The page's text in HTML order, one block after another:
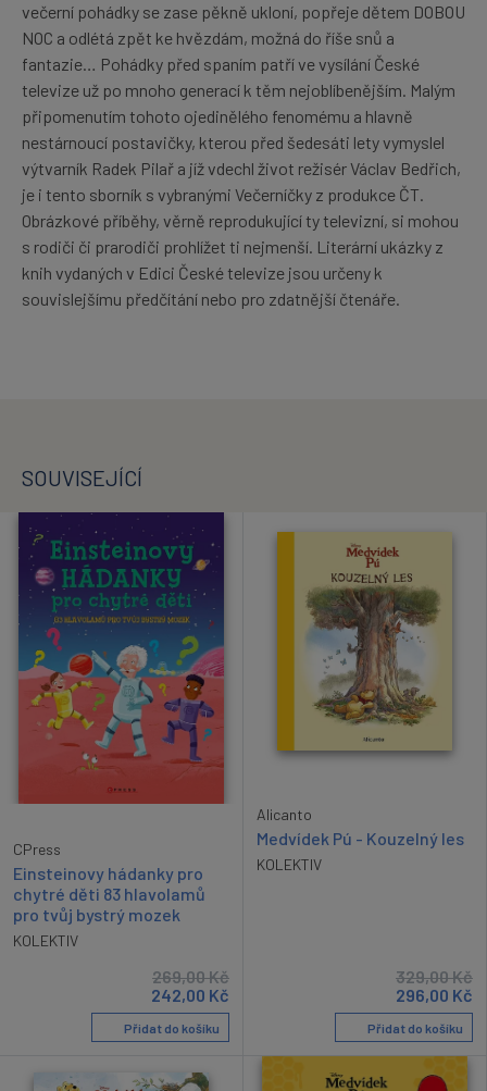
večerní pohádky se zase pěkně ukloní, popřeje dětem DOBOU
NOC a odlétá zpět ke hvězdám, možná do říše snů a
fantazie… Pohádky před spaním patří ve vysílání České
televize už po mnoho generací k těm nejoblíbenějším. Malým
připomenutím tohoto ojedinělého fenomému a hlavně
nestárnoucí postavičky, kterou před šedesáti lety vymyslel
výtvarník Radek Pilař a jíž vdechl život režisér Václav Bedřich,
je i tento sborník s vybranými Večerníčky z produkce ČT.
Obrázkové příběhy, věrně reprodukující ty televizní, si mohou
s rodiči či prarodiči prohlížet ti nejmenší. Literární ukázky z
knih vydaných v Edici České televize jsou určeny k
souvislejšímu předčítání nebo pro zdatnější čtenáře.
SOUVISEJÍCÍ
CPress
Einsteinovy hádanky pro
chytré děti 83 hlavolamů
pro tvůj bystrý mozek
KOLEKTIV
269,00Kč
242,00 Kč
Přidat do košíku
Alicanto
Medvídek Pú - Kouzelný les
KOLEKTIV
329,00Kč
296,00 Kč
Přidat do košíku